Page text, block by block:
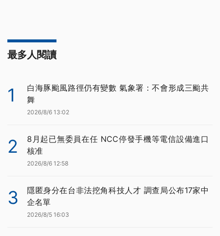
最多人閱讀
1
白海豚颱風路徑仍有變數 氣象署：不會形成三颱共
舞
2026/8/6 13:02
2
8月起已無委員在任 NCC停發手機等電信設備進口
核准
2026/8/6 12:58
3
隱匿身分在台非法挖角科技人才 調查局公布17家中
企名單
2026/8/5 16:03